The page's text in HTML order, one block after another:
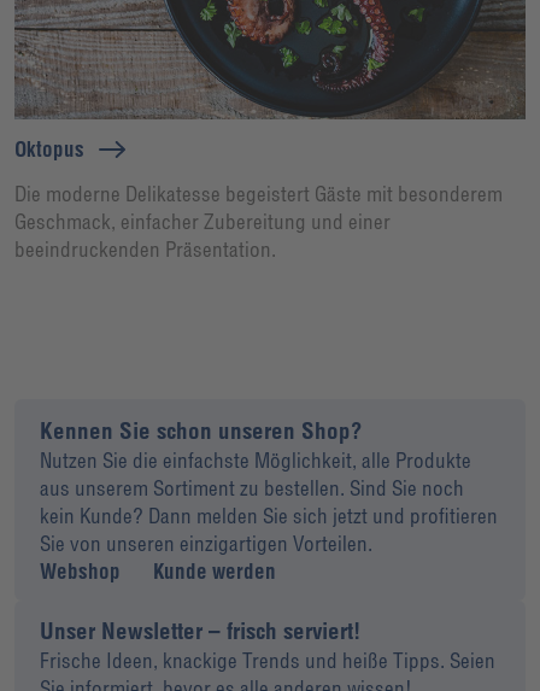
Oktopus
Die moderne Delikatesse begeistert Gäste mit besonderem
Geschmack, einfacher Zubereitung und einer
beeindruckenden Präsentation.
Kennen Sie schon unseren Shop?
Nutzen Sie die einfachste Möglichkeit, alle Produkte
aus unserem Sortiment zu bestellen. Sind Sie noch
kein Kunde? Dann melden Sie sich jetzt und profitieren
Sie von unseren einzigartigen Vorteilen.
Webshop
Kunde werden
Unser Newsletter – frisch serviert!
Frische Ideen, knackige Trends und heiße Tipps. Seien